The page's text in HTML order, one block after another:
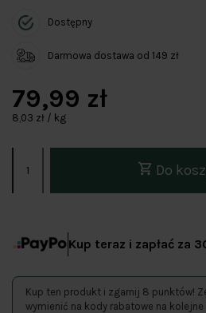
Dostępny
Darmowa dostawa od 149 zł
79,99 zł
8,03 zł / kg
Do
Kup teraz i zapłać za
Kup ten produkt i zgarnij 8 punktów!
wymienić na kody rabatowe na kolejne